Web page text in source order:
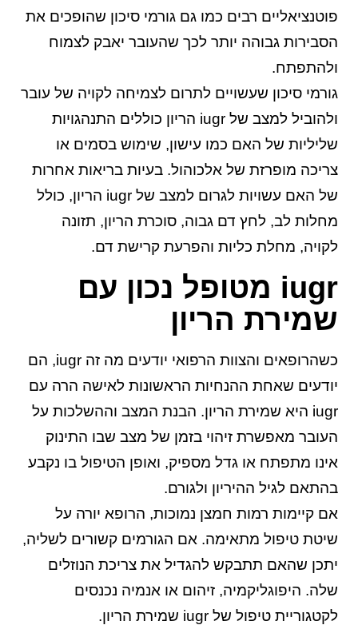
פוטנציאליים רבים כמו גם גורמי סיכון שהופכים את
הסבירות גבוהה יותר לכך שהעובר יאבק לצמוח
ולהתפתח.
גורמי סיכון שעשויים לתרום לצמיחה לקויה של עובר
ולהוביל למצב של iugr הריון כוללים התנהגויות
שליליות של האם כמו עישון, שימוש בסמים או
צריכה מופרזת של אלכוהול. בעיות בריאות אחרות
של האם עשויות לגרום למצב של iugr הריון, כולל
מחלות לב, לחץ דם גבוה, סוכרת הריון, תזונה
לקויה, מחלת כליות והפרעת קרישת דם.
iugr מטופל נכון עם
שמירת הריון
כשהרופאים והצוות הרפואי יודעים מה זה iugr, הם
יודעים שאחת ההנחיות הראשונות לאישה הרה עם
iugr היא שמירת הריון. הבנת המצב וההשלכות על
העובר מאפשרת זיהוי בזמן של מצב שבו התינוק
אינו מתפתח או גדל מספיק, ואופן הטיפול בו נקבע
בהתאם לגיל ההיריון ולגורם.
אם קיימות רמות חמצן נמוכות, הרופא יורה על
שיטת טיפול מתאימה. אם הגורמים קשורים לשליה,
יתכן שהאם תתבקש להגדיל את צריכת הנוזלים
שלה. היפוגליקמיה, זיהום או אנמיה נכנסים
לקטגוריית טיפול של iugr שמירת הריון.